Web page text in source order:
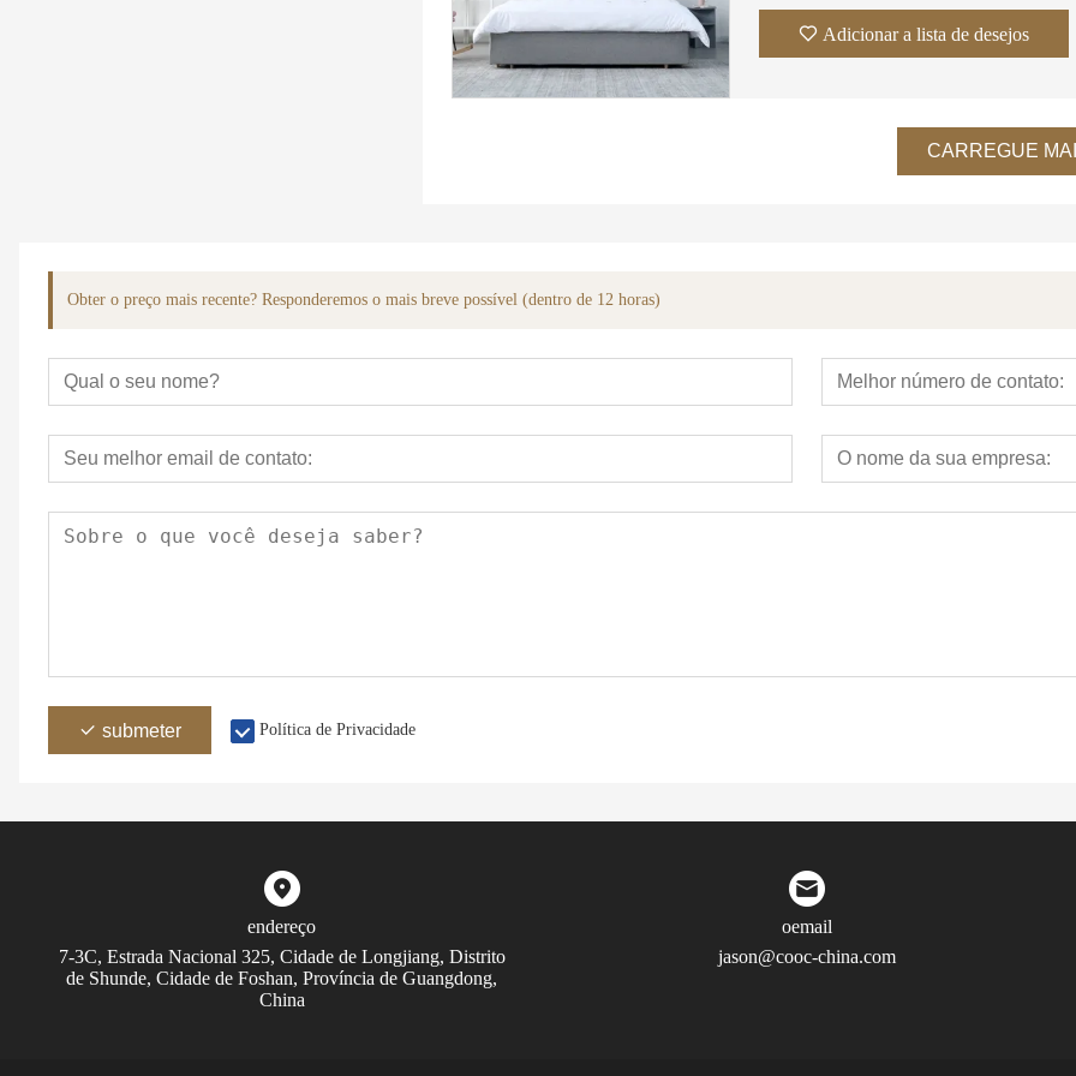
Adicionar a lista de desejos
CARREGUE
Obter o preço mais recente? Responderemos o mais breve possível (dentro de 12 horas)
submeter Política de Privacidade
endereço
7-3C, Estrada Nacional 325, Cidade de Longjiang, Distrito
de Shunde, Cidade de Foshan, Província de Guangdong,
China
oemail
jason@cooc-china.com